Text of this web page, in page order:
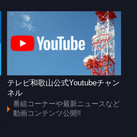
テレビ和歌山公式Youtubeチャン
ネル
番組コーナーや最新ニュースなど
動画コンテンツ公開!!